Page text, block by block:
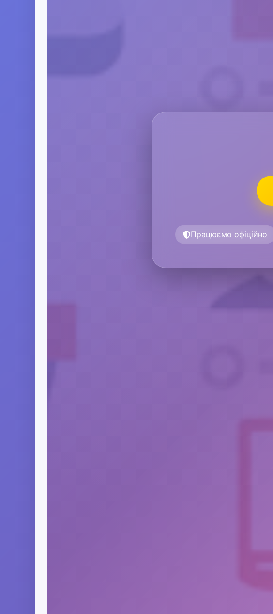
Працюємо офіційно